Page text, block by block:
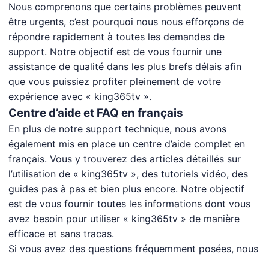
Nous comprenons que certains problèmes peuvent
être urgents, c’est pourquoi nous nous efforçons de
répondre rapidement à toutes les demandes de
support. Notre objectif est de vous fournir une
assistance de qualité dans les plus brefs délais afin
que vous puissiez profiter pleinement de votre
expérience avec « king365tv ».
Centre d’aide et FAQ en français
En plus de notre support technique, nous avons
également mis en place un centre d’aide complet en
français. Vous y trouverez des articles détaillés sur
l’utilisation de « king365tv », des tutoriels vidéo, des
guides pas à pas et bien plus encore. Notre objectif
est de vous fournir toutes les informations dont vous
avez besoin pour utiliser « king365tv » de manière
efficace et sans tracas.
Si vous avez des questions fréquemment posées, nous